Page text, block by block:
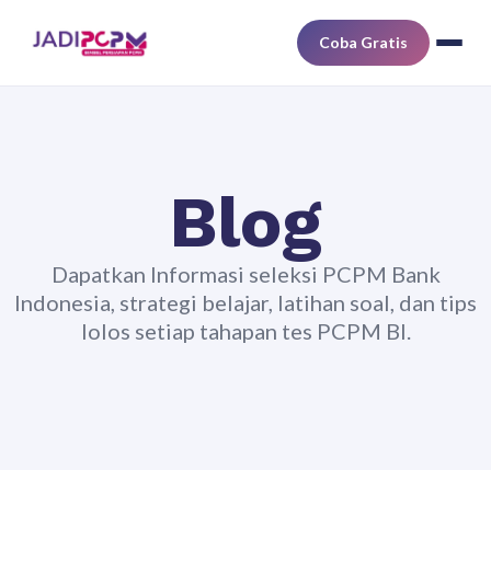
Coba Gratis
Blog
Dapatkan Informasi seleksi PCPM Bank
Indonesia, strategi belajar, latihan soal, dan tips
lolos setiap tahapan tes PCPM BI.